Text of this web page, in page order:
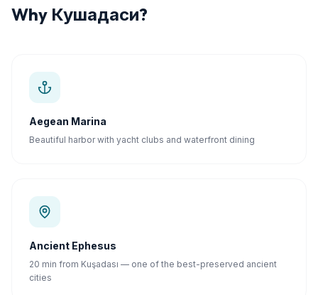
Why Кушадаси?
Aegean Marina
Beautiful harbor with yacht clubs and waterfront dining
Ancient Ephesus
20 min from Kuşadası — one of the best-preserved ancient
cities